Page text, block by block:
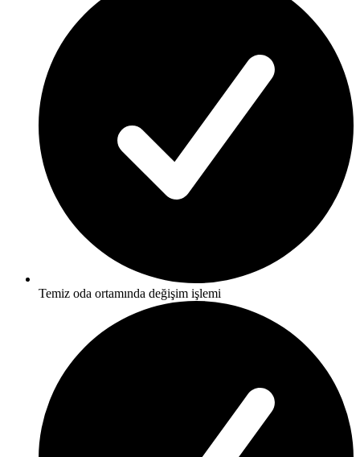
Temiz oda ortamında değişim işlemi